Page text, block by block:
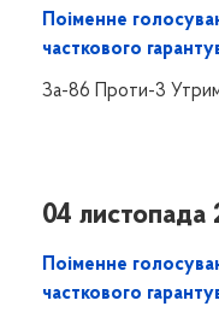
Поіменне
часткового
За-86 Проти-3
04 листопада
Поіменне
часткового